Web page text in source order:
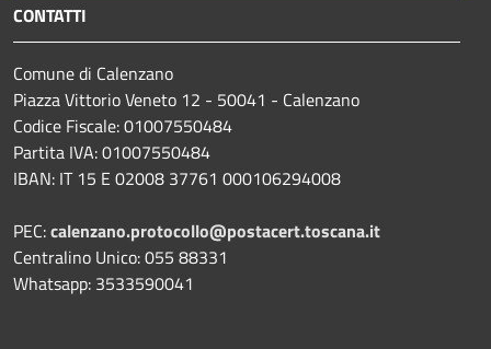
CONTATTI
Comune di Calenzano
Piazza Vittorio Veneto 12 - 50041 - Calenzano
Codice Fiscale: 01007550484
Partita IVA: 01007550484
IBAN: IT 15 E 02008 37761 000106294008
PEC:calenzano.protocollo@postacert.toscana.it
Centralino Unico: 055 88331
Whatsapp: 3533590041